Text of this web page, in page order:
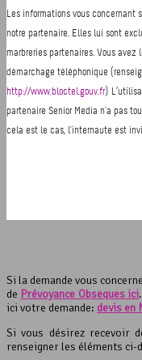
Si la demande vous
de Prévoyance Obsèques ici
ici votre demande: devis en
Si vous désirez recevoir
renseigner les éléments ci-